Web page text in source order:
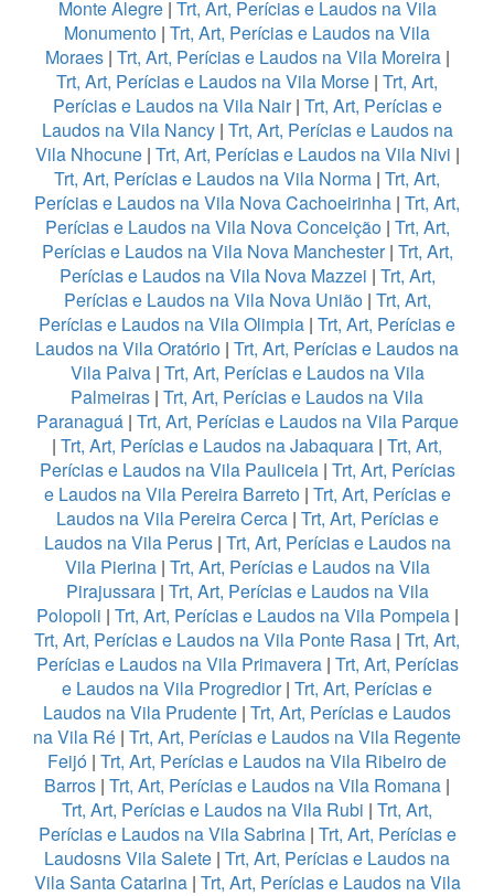
Monte Alegre| Trt, Art, Perícias e Laudos na Vila
Monumento | Trt, Art, Perícias e Laudos na Vila
Moraes| Trt, Art, Perícias e Laudos na Vila Moreira|
Trt, Art, Perícias e Laudos na Vila Morse | Trt, Art,
Perícias e Laudos na Vila Nair| Trt, Art, Perícias e
Laudos na Vila Nancy| Trt, Art, Perícias e Laudos na
Vila Nhocune| Trt, Art, Perícias e Laudos na Vila Nivi |
Trt, Art, Perícias e Laudos na Vila Norma | Trt, Art,
Perícias e Laudos na Vila Nova Cachoeirinha | Trt, Art,
Perícias e Laudos na Vila Nova Conceição| Trt, Art,
Perícias e Laudos na Vila Nova Manchester| Trt, Art,
Perícias e Laudos na Vila Nova Mazzei | Trt, Art,
Perícias e Laudos na Vila Nova União| Trt, Art,
Perícias e Laudos na Vila Olimpia | Trt, Art, Perícias e
Laudos na Vila Oratório | Trt, Art, Perícias e Laudos na
Vila Paiva| Trt, Art, Perícias e Laudos na Vila
Palmeiras | Trt, Art, Perícias e Laudos na Vila
Paranaguá| Trt, Art, Perícias e Laudos na Vila Parque
| Trt, Art, Perícias e Laudos na Jabaquara | Trt, Art,
Perícias e Laudos na Vila Pauliceia| Trt, Art, Perícias
e Laudos na Vila Pereira Barreto| Trt, Art, Perícias e
Laudos na Vila Pereira Cerca| Trt, Art, Perícias e
Laudos na Vila Perus| Trt, Art, Perícias e Laudos na
Vila Pierina| Trt, Art, Perícias e Laudos na Vila
Pirajussara| Trt, Art, Perícias e Laudos na Vila
Polopoli | Trt, Art, Perícias e Laudos na Vila Pompeia|
Trt, Art, Perícias e Laudos na Vila Ponte Rasa | Trt, Art,
Perícias e Laudos na Vila Primavera| Trt, Art, Perícias
e Laudos na Vila Progredior| Trt, Art, Perícias e
Laudos na Vila Prudente | Trt, Art, Perícias e Laudos
na Vila Ré | Trt, Art, Perícias e Laudos na Vila Regente
Feijó | Trt, Art, Perícias e Laudos na Vila Ribeiro de
Barros | Trt, Art, Perícias e Laudos na Vila Romana |
Trt, Art, Perícias e Laudos na Vila Rubi | Trt, Art,
Perícias e Laudos na Vila Sabrina| Trt, Art, Perícias e
Laudosns Vila Salete | Trt, Art, Perícias e Laudos na
Vila Santa Catarina| Trt, Art, Perícias e Laudos na Vila